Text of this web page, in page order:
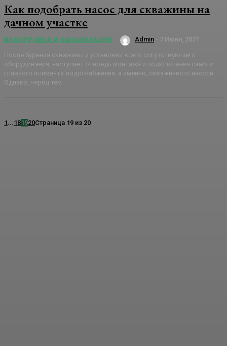
Как подобрать насос для скважины на
дачном участке
ВОДОПРОВОД И КАНАЛИЗАЦИЯ Admin - 7 Июня, 2021
После бурения скважины и установки всего сопутствующего
оборудования, наступает очередь монтажа и подключения самого
главного элемента водоснабжения, а именно, скважинного насоса.
Однако, перед тем...
1 181920Страница 19 из 20